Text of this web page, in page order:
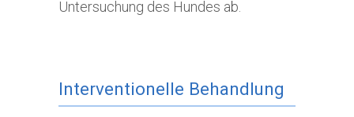
Untersuchung des Hundes ab.
Interventionelle Behandlung